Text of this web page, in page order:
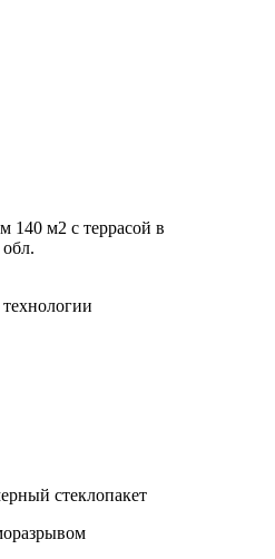
140 м2 с террасой в
стеклопакет